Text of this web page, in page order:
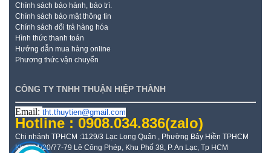
Chính sách bảo hành, bảo trì.
Chính sách bảo mật thông tin
Chính sách đổi trả hàng hóa
Hình thức thanh toán
Hướng dẫn mua hàng online
Phương thức vận chuyển
CÔNG TY TNHH THUẬN HIỆP THÀNH
Email: tht.thuytien@gmail.com
Hotline : 0908.034.836(zalo)
Chi nhánh TPHCM :1129/3 Lạc Long Quân , Phường Bảy Hiền TPHCM
Kho: 21/20/77-79 Lê Công Phép, Khu Phố 38, P. An Lạc, Tp HCM